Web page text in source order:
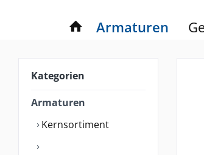
Armaturen
Kategorien
Armaturen
Kernsortiment